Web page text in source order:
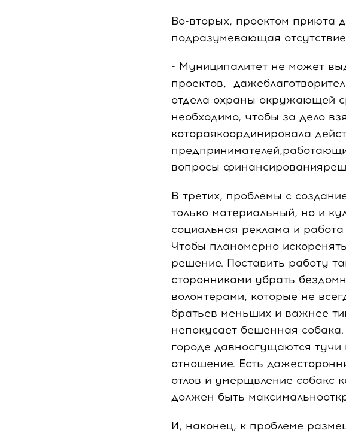
Во-вторых, проектом приюта
подразумевающая
- Муниципалитет не может
проектов,
отдела охраны окружающей
необходимо, чтобы за дело
котораякоординировала
вопросы
В-третих, проблемы с
только материальный, но и
социальная реклама и
Чтобы планомерно
решение. Поставить работу
сторонниками убрать
волонтерами, которые не
братьев меньших и важнее
непокусает бешенная
городе давносгущаются
отношение. Есть
отлов и умерщвление собакс
должен быть
И, наконец, к проблеме